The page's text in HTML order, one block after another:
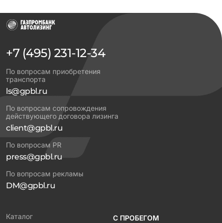
+7 (495) 231-12-34
По вопросам приобретения
транспорта
ls@gpbl.ru
По вопросам сопровождения
действующего договора лизинга
client@gpbl.ru
По вопросам PR
press@gpbl.ru
По вопросам рекламы
DM@gpbl.ru
Каталог
С ПРОБЕГОМ